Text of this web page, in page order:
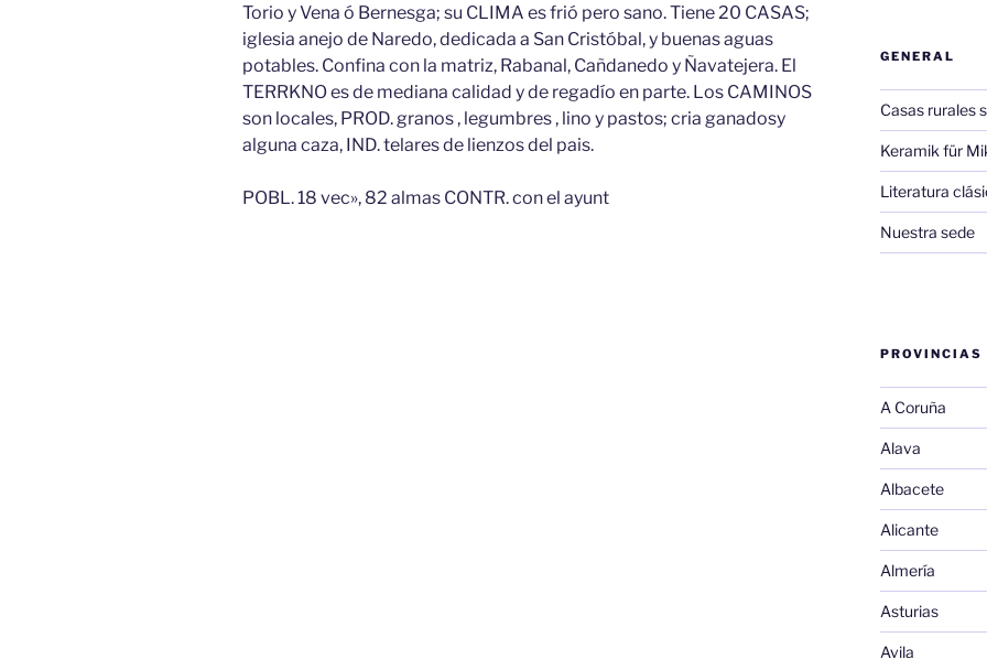
Torio y Vena ó Bernesga; su CLIMA es frió pero sano. Tiene 20 CASAS;
iglesia anejo de Naredo, dedicada a San Cristóbal, y buenas aguas
potables. Confina con la matriz, Rabanal, Cañdanedo y Ñavatejera. El
TERRKNO es de mediana calidad y de regadío en parte. Los CAMINOS
son locales, PROD. granos , legumbres , lino y pastos; cria ganadosy
alguna caza, IND. telares de lienzos del pais.
POBL. 18 vec», 82 almas CONTR. con el ayunt
GENERAL
Casas rurales
Keramik für
Literatura
Nuestra sede
PROVINCIAS
A Coruña
Alava
Albacete
Alicante
Almería
Asturias
Avila